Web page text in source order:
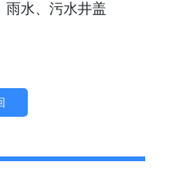
雨水、污水井盖